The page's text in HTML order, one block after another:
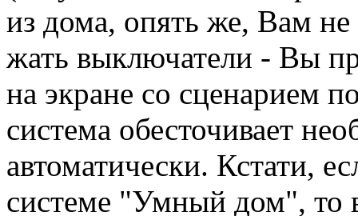
из дома, опять же, Вам не
жать выключатели - Вы
на экране со сценарием
система обесточивает
автоматически. Кстати,
системе "Умный дом", то